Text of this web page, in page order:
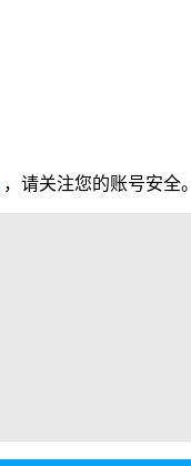
，请关注您的账号安全。